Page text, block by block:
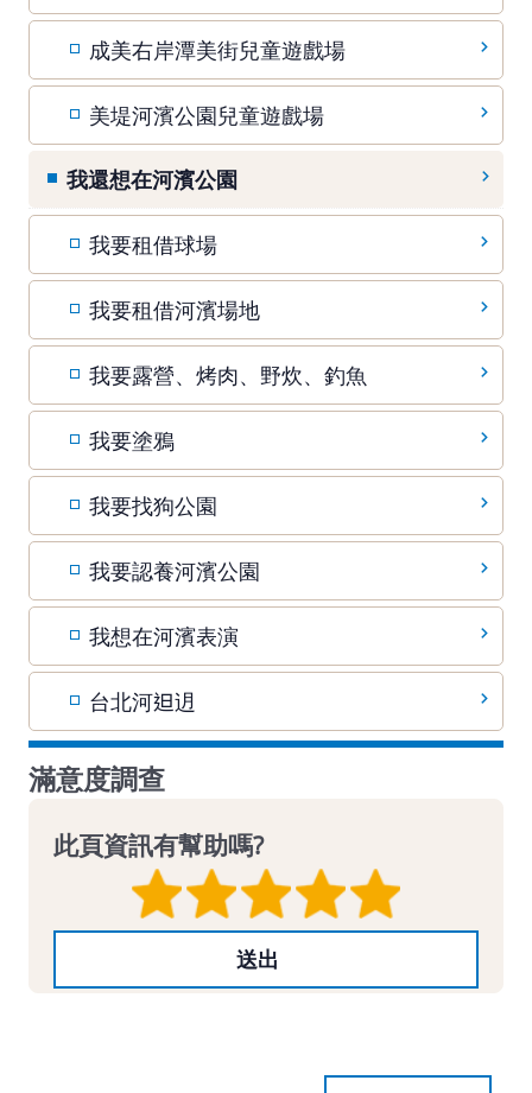
成美右岸潭美街兒童遊戲場
美堤河濱公園兒童遊戲場
我還想在河濱公園
我要租借球場
我要租借河濱場地
我要露營、烤肉、野炊、釣魚
我要塗鴉
我要找狗公園
我要認養河濱公園
我想在河濱表演
台北河𨑨迌
滿意度調查
此頁資訊有幫助嗎?